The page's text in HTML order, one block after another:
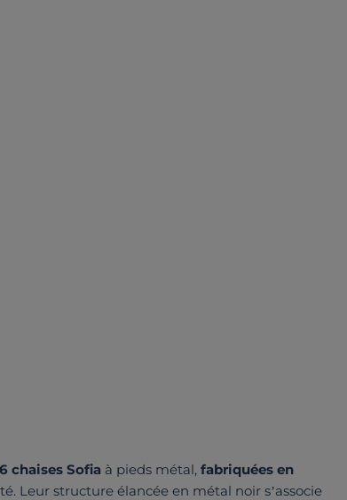
chaises Sofia à pieds métal,fabriquées en
Leur structure élancée en métal noir s’associe